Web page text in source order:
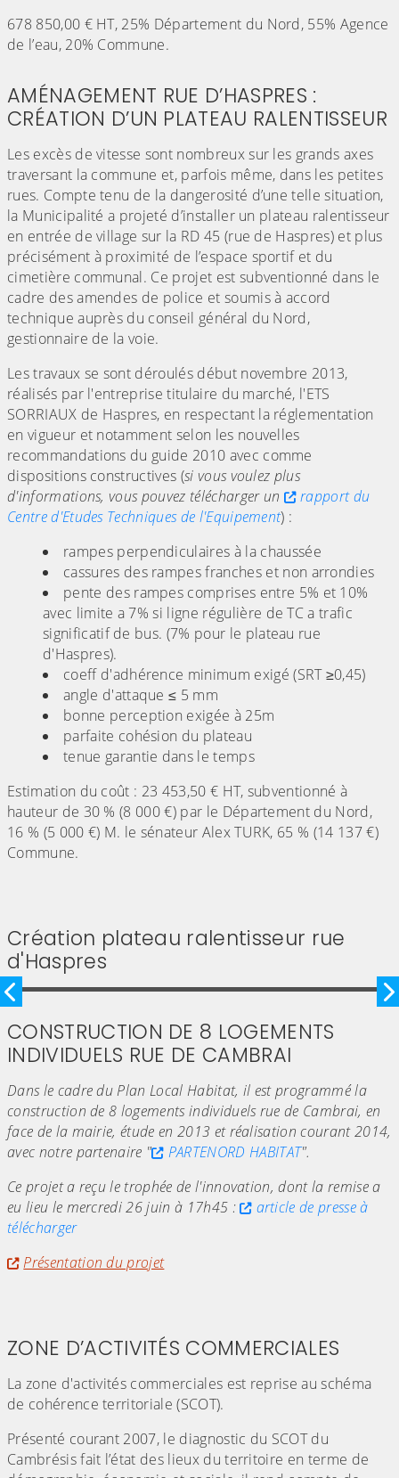
678 850,00 € HT, 25% Département du Nord, 55% Agence
de l’eau, 20% Commune.
AMÉNAGEMENT RUE D’HASPRES :
CRÉATION D’UN PLATEAU RALENTISSEUR
Les excès de vitesse sont nombreux sur les grands axes
traversant la commune et, parfois même, dans les petites
rues. Compte tenu de la dangerosité d’une telle situation,
la Municipalité a projeté d’installer un plateau ralentisseur
en entrée de village sur la RD 45 (rue de Haspres) et plus
précisément à proximité de l’espace sportif et du
cimetière communal. Ce projet est subventionné dans le
cadre des amendes de police et soumis à accord
technique auprès du conseil général du Nord,
gestionnaire de la voie.
Les travaux se sont déroulés début novembre 2013,
réalisés par l'entreprise titulaire du marché, l'ETS
SORRIAUX de Haspres, en respectant la réglementation
en vigueur et notamment selon les nouvelles
recommandations du guide 2010 avec comme
dispositions constructives (si vous voulez plus
d'informations, vous pouvez télécharger un
rapport du
Centre d'Etudes Techniques de l'Equipement) :
rampes perpendiculaires à la chaussée
cassures des rampes franches et non arrondies
pente des rampes comprises entre 5% et 10%
avec limite a 7% si ligne régulière de TC a trafic
significatif de bus. (7% pour le plateau rue
d'Haspres).
coeff d'adhérence minimum exigé (SRT ≥0,45)
angle d'attaque ≤ 5 mm
bonne perception exigée à 25m
parfaite cohésion du plateau
tenue garantie dans le temps
Estimation du coût : 23 453,50 € HT, subventionné à
hauteur de 30 % (8 000 €) par le Département du Nord,
16 % (5 000 €) M. le sénateur Alex TURK, 65 % (14 137 €)
Commune.
Création plateau ralentisseur rue
d'Haspres
Image précédente
CONSTRUCTION DE 8 LOGEMENTS
INDIVIDUELS RUE DE CAMBRAI
Dans le cadre du Plan Local Habitat, il est programmé la
construction de 8 logements individuels rue de Cambrai, en
face de la mairie, étude en 2013 et réalisation courant 2014,
avec notre partenaire "
PARTENORD HABITAT".
Ce projet a reçu le trophée de l'innovation, dont la remise a
eu lieu le mercredi 26 juin à 17h45 :
article de presse à
télécharger
Présentation du projet
ZONE D’ACTIVITÉS COMMERCIALES
La zone d'activités commerciales est reprise au schéma
de cohérence territoriale (SCOT).
Présenté courant 2007, le diagnostic du SCOT du
Cambrésis fait l’état des lieux du territoire en terme de